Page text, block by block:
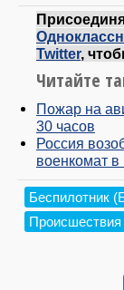
Twitter,
Читайте
Пожар на
30 часов
Россия
военкомат в
Беспилотник
Происшествия